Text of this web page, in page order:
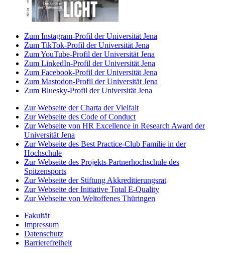
Zum Instagram-Profil der Universität Jena
Zum TikTok-Profil der Universität Jena
Zum YouTube-Profil der Universität Jena
Zum LinkedIn-Profil der Universität Jena
Zum Facebook-Profil der Universität Jena
Zum Mastodon-Profil der Universität Jena
Zum Bluesky-Profil der Universität Jena
Zur Webseite der Charta der Vielfalt
Zur Webseite des Code of Conduct
Zur Webseite von HR Excellence in Research Award der
Universität Jena
Zur Webseite des Best Practice-Club Familie in der
Hochschule
Zur Webseite des Projekts Partnerhochschule des
Spitzensports
Zur Webseite der Stiftung Akkreditierungsrat
Zur Webseite der Initiative Total E-Quality
Zur Webseite von Weltoffenes Thüringen
Fakultät
Impressum
Datenschutz
Barrierefreiheit